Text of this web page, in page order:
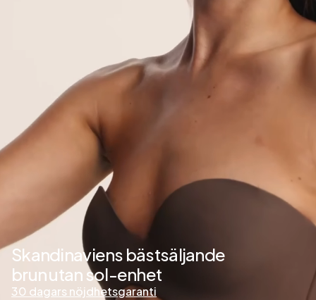
Skandinaviens bästsäljande
brun utan sol-enhet
30 dagars nöjdhetsgaranti